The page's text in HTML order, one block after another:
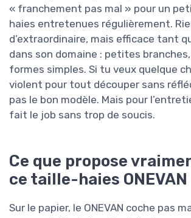
« franchement pas mal » pour un
haies entretenues régulièrement.
d’extraordinaire, mais efficace tant
dans son domaine : petites
formes simples. Si tu veux quelque
violent pour tout découper sans
pas le bon modèle. Mais pour
fait le job sans trop de soucis.
Ce que propose
ce taille-haies ONEVAN
Sur le papier, le ONEVAN coche pas